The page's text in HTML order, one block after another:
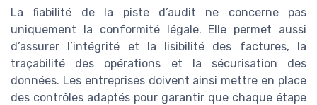
La fiabilité de la piste d’audit ne concerne pas
uniquement la conformité légale. Elle permet aussi
d’assurer l’intégrité et la lisibilité des factures, la
traçabilité des opérations et la sécurisation des
données. Les entreprises doivent ainsi mettre en place
des contrôles adaptés pour garantir que chaque étape